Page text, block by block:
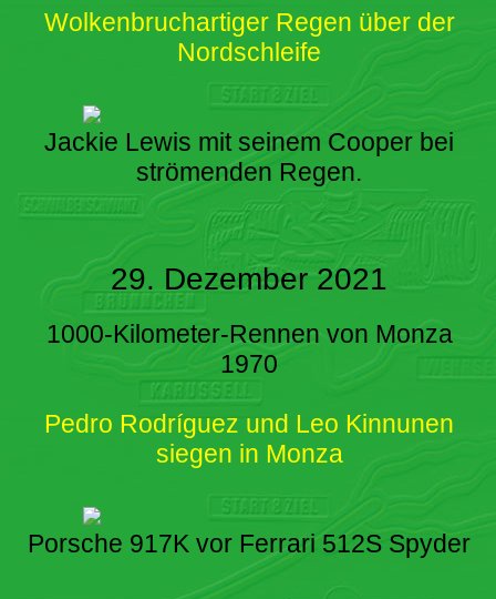
Wolkenbruchartiger Regen über der
Nordschleife
Jackie Lewis mit seinem Cooper bei
strömenden Regen.
29. Dezember 2021
1000-Kilometer-Rennen von Monza
1970
Pedro Rodríguez und Leo Kinnunen
siegen in Monza
Porsche 917K vor Ferrari 512S Spyder